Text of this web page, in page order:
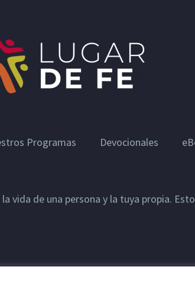
Programas Devocionales
vida de una persona y la tuya propia.